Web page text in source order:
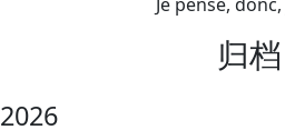
归档
2026